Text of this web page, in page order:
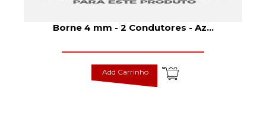
Borne 4 mm - 2 Condutores - Az...
Add Carrinho